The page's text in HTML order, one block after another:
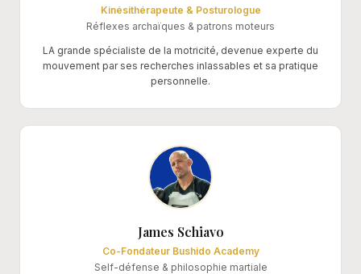
Kinésithérapeute & Posturologue
Réflexes archaïques & patrons moteurs
LA grande spécialiste de la motricité, devenue experte du
mouvement par ses recherches inlassables et sa pratique
personnelle.
James Schiavo
Co-Fondateur Bushido Academy
Self-défense & philosophie martiale